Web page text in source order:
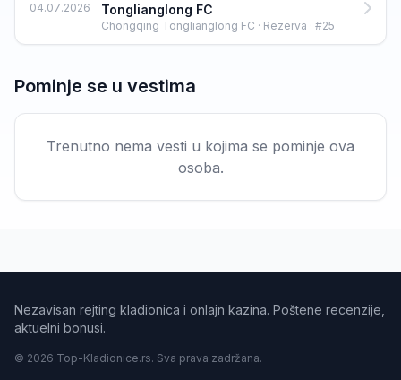
04.07.2026
Tonglianglong FC
Chongqing Tonglianglong FC · Rezerva · #25
Pominje se u vestima
Trenutno nema vesti u kojima se pominje ova
osoba.
Nezavisan rejting kladionica i onlajn kazina. Poštene recenzije,
aktuelni bonusi.
© 2026 Top-Kladionice.rs. Sva prava zadržana.